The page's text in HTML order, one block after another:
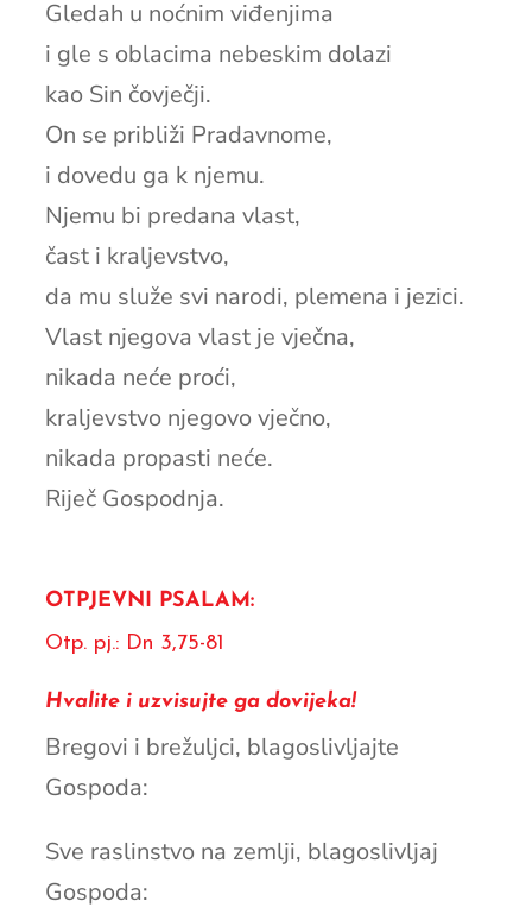
Gledah u noćnim viđenjima
i gle s oblacima nebeskim dolazi
kao Sin čovječji.
On se približi Pradavnome,
i dovedu ga k njemu.
Njemu bi predana vlast,
čast i kraljevstvo,
da mu služe svi narodi, plemena i jezici.
Vlast njegova vlast je vječna,
nikada neće proći,
kraljevstvo njegovo vječno,
nikada propasti neće.
Riječ Gospodnja.
OTPJEVNI PSALAM:
Otp. pj.: Dn 3,75-81
Hvalite i uzvisujte ga dovijeka!
Bregovi i brežuljci, blagoslivljajte
Gospoda:
Sve raslinstvo na zemlji, blagoslivljaj
Gospoda: